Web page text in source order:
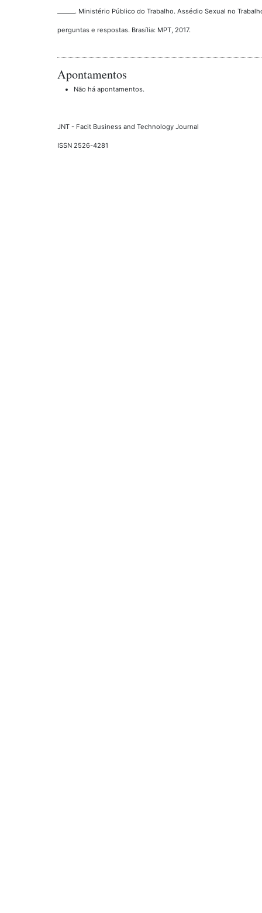
______. Ministério Público do Trabalho. Assédio Sexual no
perguntas e respostas. Brasília: MPT, 2017.
Apontamentos
Não há apontamentos.
JNT - Facit Business and Technology Journal
ISSN 2526-4281